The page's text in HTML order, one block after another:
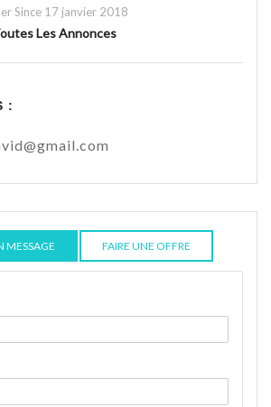
Since 17 janvier 2018
Les Annonces
:
MESSAGE FAIRE UNE OFFRE